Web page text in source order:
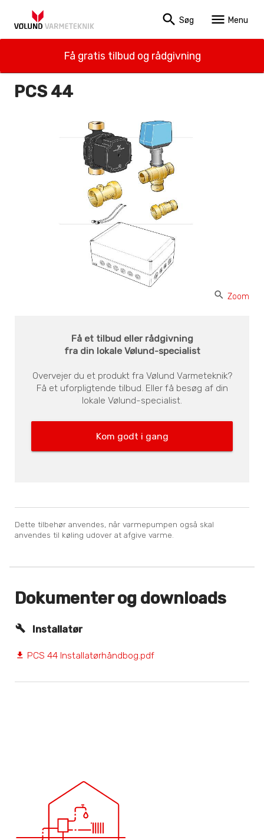
search Søg menu Menu
Få gratis tilbud og rådgivning
PCS 44
Dette tilbehør anvendes, når varmepumpen også skal
anvendes til køling udover at afgive varme.
search Zoom
Få et tilbud eller rådgivning
fra din lokale Vølund-specialist
Overvejer du et produkt fra Vølund Varmeteknik?
Få et uforpligtende tilbud. Eller få besøg af din
lokale Vølund-specialist.
Kom godt i gang
Dokumenter og downloads
Installatør
file_download PCS 44 Installatørhåndbog.pdf